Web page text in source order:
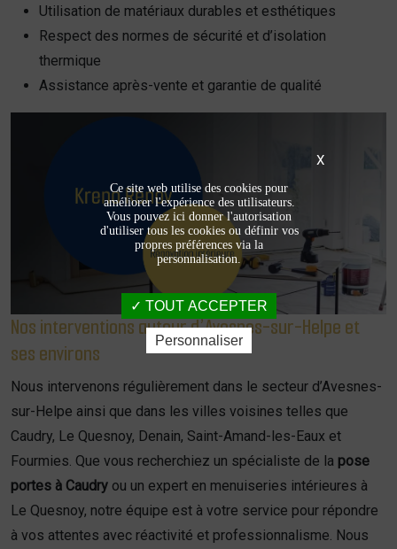
Utilisation de matériaux durables et esthétiques
Respect des normes de sécurité et d’isolation
thermique
Assistance après-vente et garantie de qualité
Nos interventions autour d’Avesnes-sur-Helpe et
ses environs
Nous intervenons régulièrement dans le secteur d’Avesnes-
sur-Helpe ainsi que dans les villes voisines telles que
Caudry, Le Quesnoy, Denain, Saint-Amand-les-Eaux et
Fourmies. Que vous recherchiez un spécialiste de la pose
portes à Caudry ou un expert en menuiseries intérieures à
Le Quesnoy, notre équipe est à votre service pour répondre
à vos attentes avec réactivité et professionnalisme. Nous
X
Ce site web utilise des cookies pour
améliorer l'expérience des utilisateurs.
Vous pouvez ici donner l'autorisation
d'utiliser tous les cookies ou définir vos
propres préférences via la
personnalisation.
TOUT ACCEPTER
Personnaliser